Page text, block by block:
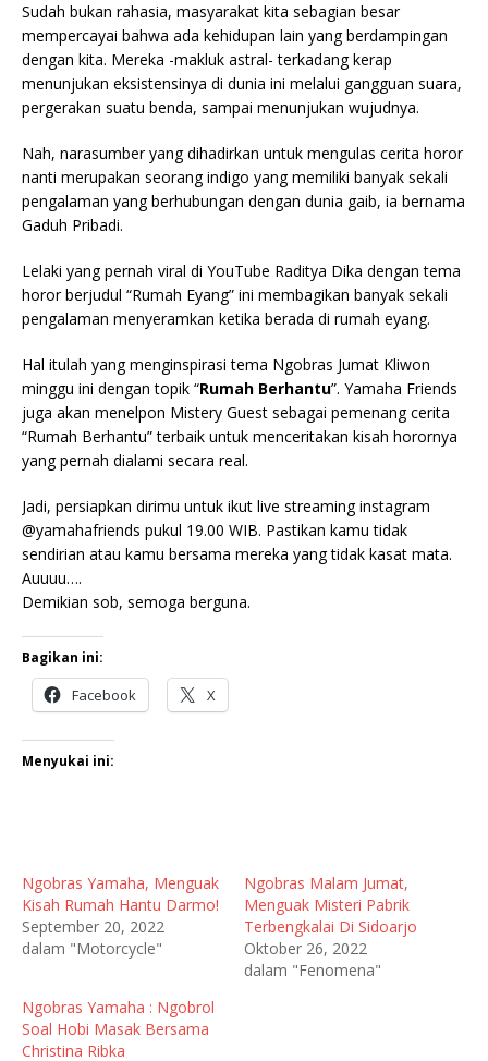
Sudah bukan rahasia, masyarakat kita sebagian besar
mempercayai bahwa ada kehidupan lain yang berdampingan
dengan kita. Mereka -makluk astral- terkadang kerap
menunjukan eksistensinya di dunia ini melalui gangguan suara,
pergerakan suatu benda, sampai menunjukan wujudnya.
Nah, narasumber yang dihadirkan untuk mengulas cerita horor
nanti merupakan seorang indigo yang memiliki banyak sekali
pengalaman yang berhubungan dengan dunia gaib, ia bernama
Gaduh Pribadi.
Lelaki yang pernah viral di YouTube Raditya Dika dengan tema
horor berjudul “Rumah Eyang” ini membagikan banyak sekali
pengalaman menyeramkan ketika berada di rumah eyang.
Hal itulah yang menginspirasi tema Ngobras Jumat Kliwon
minggu ini dengan topik “Rumah Berhantu”. Yamaha Friends
juga akan menelpon Mistery Guest sebagai pemenang cerita
“Rumah Berhantu” terbaik untuk menceritakan kisah horornya
yang pernah dialami secara real.
Jadi, persiapkan dirimu untuk ikut live streaming instagram
@yamahafriends pukul 19.00 WIB. Pastikan kamu tidak
sendirian atau kamu bersama mereka yang tidak kasat mata.
Auuuu….
Demikian sob, semoga berguna.
Bagikan ini:
Facebook X
Menyukai ini:
Ngobras Yamaha, Menguak
Kisah Rumah Hantu Darmo!
September 20, 2022
dalam "Motorcycle"
Ngobras Malam Jumat,
Menguak Misteri Pabrik
Terbengkalai Di Sidoarjo
Oktober 26, 2022
dalam "Fenomena"
Ngobras Yamaha : Ngobrol
Soal Hobi Masak Bersama
Christina Ribka